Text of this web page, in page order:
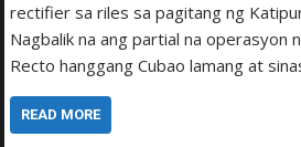
rectifier sa riles sa pagitang ng
Nagbalik na ang partial na operasyon
Recto hanggang Cubao lamang at
READ MORE